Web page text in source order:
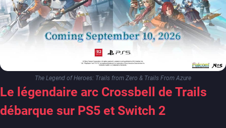
The Legend of Heroes: Trails from Zero & Trails From Azure
Le légendaire arc Crossbell de Trails
débarque sur PS5 et Switch 2